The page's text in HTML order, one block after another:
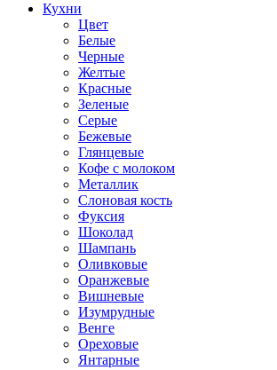
Кухни
Цвет
Белые
Черные
Желтые
Красные
Зеленые
Серые
Бежевые
Глянцевые
Кофе с молоком
Металлик
Слоновая кость
Фуксия
Шоколад
Шампань
Оливковые
Оранжевые
Вишневые
Изумрудные
Венге
Ореховые
Янтарные